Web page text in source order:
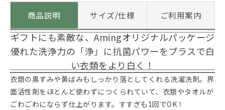
商品説明 サイズ/仕様 ご利用案内
ギフトにも素敵な、Amingオリジナルパッケージ
優れた洗浄力の「浄」に抗菌パワーをプラスで白
い衣類をより白く！
衣類の黒ずみや黄ばみもしっかり落としてくれる洗濯洗剤。界
面活性剤をほとんど使わずにつくられていて、衣類やタオルが
ごわごわにならず仕上がります。すすぎも1回でOK！